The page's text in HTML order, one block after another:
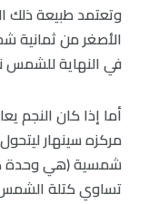
وتعتمد طبيعة ذلك
الأصغر من ثمانية
في النهاية للشمس
شمسية (هي وحدة
تساوي كتلة